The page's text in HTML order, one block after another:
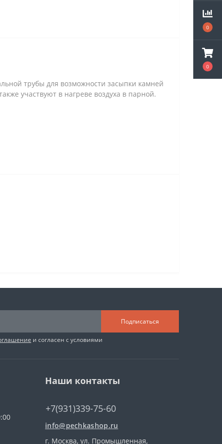
0
0
трубы для возможности засыпки камней
участвуют в нагреве воздуха в парной.
Подписаться
и согласен с условиями
Наши контакты
+7(931)339-75-60
info@pechkashop.ru
г. Москва, ул. Промышленная,